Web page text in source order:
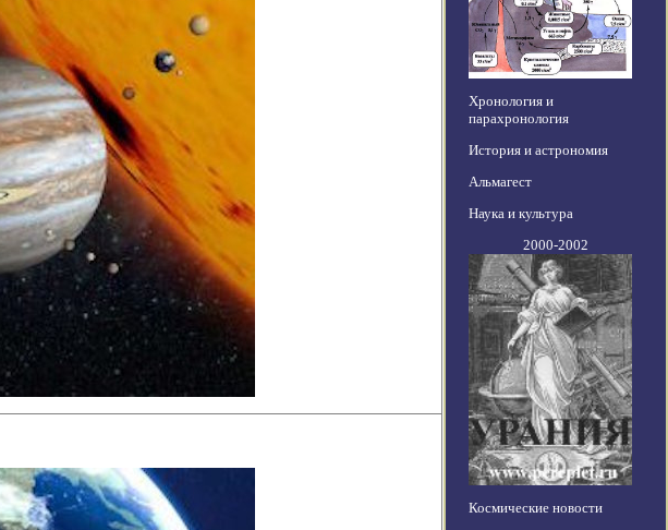
Хронология и
парахронология
История и астрономия
Альмагест
Наука и культура
2000-2002
Космические новости